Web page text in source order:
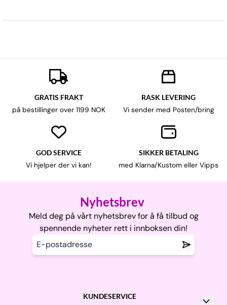
GRATIS FRAKT
på bestillinger over 1199 NOK
RASK LEVERING
Vi sender med Posten/bring
GOD SERVICE
Vi hjelper der vi kan!
SIKKER BETALING
med Klarna/Kustom eller Vipps
Nyhetsbrev
Meld deg på vårt nyhetsbrev for å få tilbud og
spennende nyheter rett i innboksen din!
KUNDESERVICE